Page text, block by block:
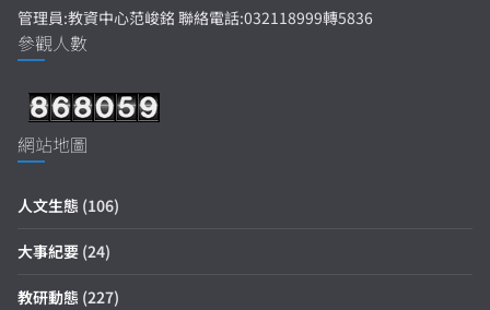
管理員:教資中心范峻銘 聯絡電話:032118999轉5836
參觀人數
網站地圖
人文生態 (106)
大事紀要 (24)
教研動態 (227)